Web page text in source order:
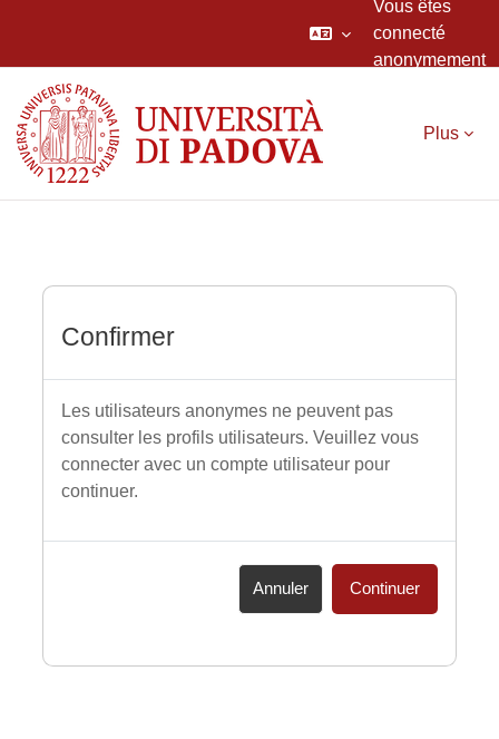
Vous êtes
connecté
anonymement
Plus
Confirmer
Les utilisateurs anonymes ne peuvent pas
consulter les profils utilisateurs. Veuillez vous
connecter avec un compte utilisateur pour
continuer.
Annuler Continuer